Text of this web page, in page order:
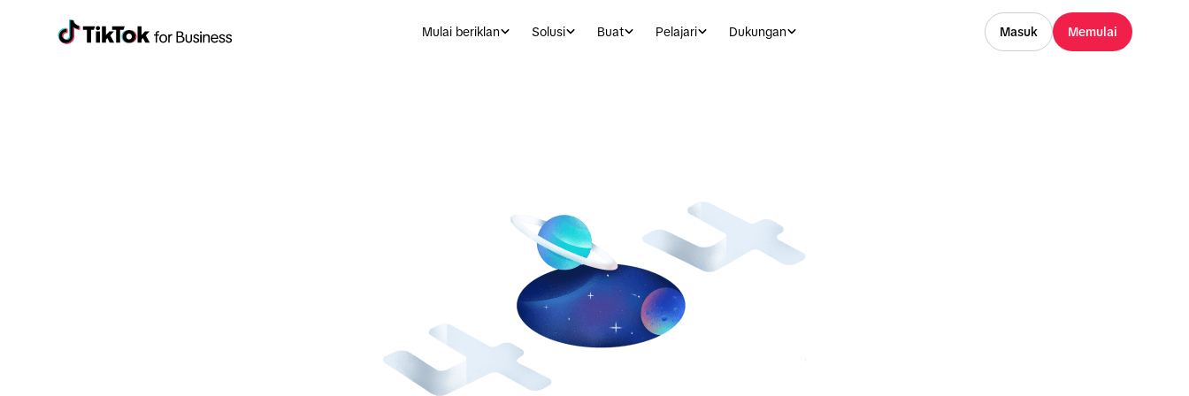
Mulai beriklan Solusi Buat Pelajari Dukungan Masuk Memulai